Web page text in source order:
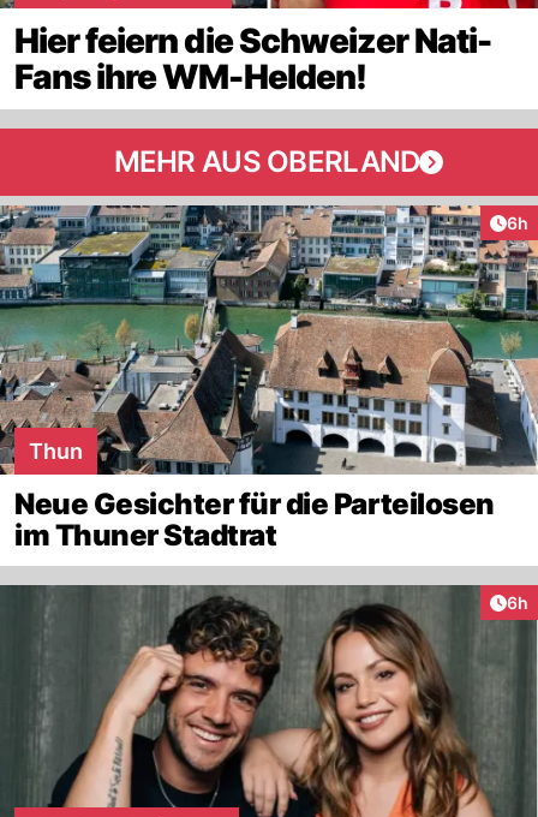
Hier feiern die Schweizer Nati-
Fans ihre WM-Helden!
MEHR AUS OBERLAND
6h
Thun
Neue Gesichter für die Parteilosen
im Thuner Stadtrat
6h